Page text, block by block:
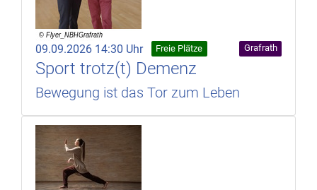
09.09.2026 14:30 Uhr Freie Plätze Grafrath
Sport trotz(t) Demenz
Bewegung ist das Tor zum Leben